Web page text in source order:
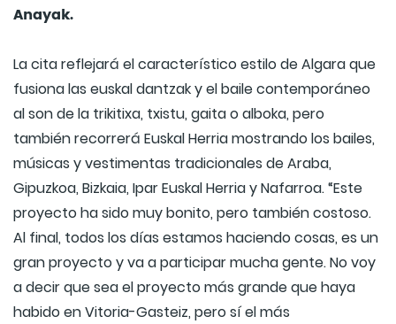
Anayak.
La cita reflejará el característico estilo de Algara que
fusiona las euskal dantzak y el baile contemporáneo
al son de la trikitixa, txistu, gaita o alboka, pero
también recorrerá Euskal Herria mostrando los bailes,
músicas y vestimentas tradicionales de Araba,
Gipuzkoa, Bizkaia, Ipar Euskal Herria y Nafarroa. “Este
proyecto ha sido muy bonito, pero también costoso.
Al final, todos los días estamos haciendo cosas, es un
gran proyecto y va a participar mucha gente. No voy
a decir que sea el proyecto más grande que haya
habido en Vitoria-Gasteiz, pero sí el más